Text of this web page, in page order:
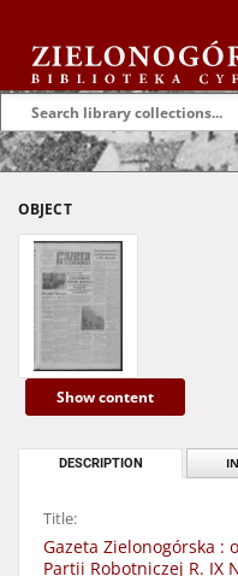
OBJECT
Show content
DESCRIPTION
Title:
Gazeta Zielonogórska :
Partii Robotniczej R. IX